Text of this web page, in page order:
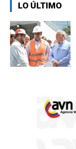
LO ÚLTIMO